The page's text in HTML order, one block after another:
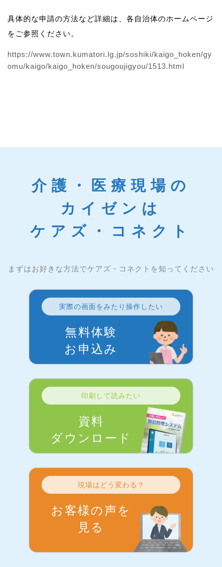
具体的な申請の方法など詳細は、各自治体のホームページ
をご参照ください。
https://www.town.kumatori.lg.jp/soshiki/kaigo_hoken/gy
omu/kaigo/kaigo_hoken/sougoujigyou/1513.html
介護・医療現場の
カイゼンは
ケアズ・コネクト
まずはお好きな方法でケアズ・コネクトを知ってください
実際の画面をみたり操作したい
無料体験
お申込み
印刷して読みたい
資料
ダウンロード
現場はどう変わる？
お客様の声を
見る